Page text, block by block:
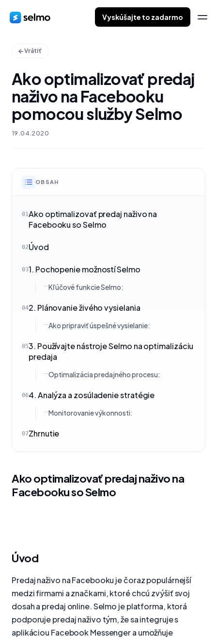
Vyskúšajte to zadarmo
Vrátiť
Ako optimalizovať predaj
naživo na Facebooku
pomocou služby Selmo
19.04.2020
OBSAH
01Ako optimalizovať predaj naživo na
Facebooku so Selmo
02Úvod
031. Pochopenie možností Selmo
Kľúčové funkcie Selmo:
042. Plánovanie živého vysielania
Ako pripraviť úspešné vysielanie:
053. Používajte nástroje Selmo na optimalizáciu
predaja
Optimalizácia predajného procesu:
064. Analýza a zosúladenie stratégie
Monitorovanie výkonnosti:
07Zhrnutie
Ako optimalizovať predaj naživo na
Facebooku so Selmo
Úvod
Predaj naživo na Facebooku je čoraz populárnejší
medzi firmami a značkami, ktoré chcú zvýšiť svoj
dosah a predaj online. Selmo je platforma, ktorá
podporuje predaj naživo tým, že sa integruje s
aplikáciou Facebook Messenger a umožňuje